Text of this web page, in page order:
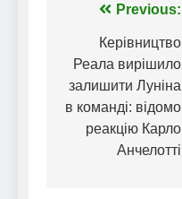
Навігація
записів
Previous:
Керівництво
Реала вирішило
залишити Луніна
в команді: відомо
реакцію Карло
Анчелотті